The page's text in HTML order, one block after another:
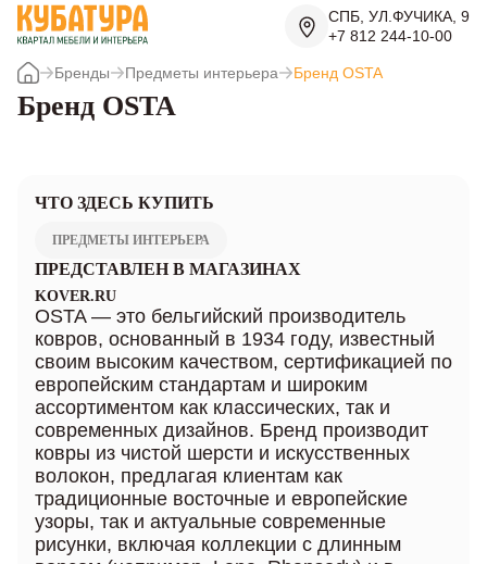
СПБ, УЛ.ФУЧИКА, 9
+7 812 244-10-00
Бренды Предметы интерьера Бренд OSTA
Бренд OSTA
ЧТО ЗДЕСЬ КУПИТЬ
ПРЕДМЕТЫ ИНТЕРЬЕРА
ПРЕДСТАВЛЕН В МАГАЗИНАХ
KOVER.RU
OSTA — это бельгийский производитель
ковров, основанный в 1934 году, известный
своим высоким качеством, сертификацией по
европейским стандартам и широким
ассортиментом как классических, так и
современных дизайнов. Бренд производит
ковры из чистой шерсти и искусственных
волокон, предлагая клиентам как
традиционные восточные и европейские
узоры, так и актуальные современные
рисунки, включая коллекции с длинным